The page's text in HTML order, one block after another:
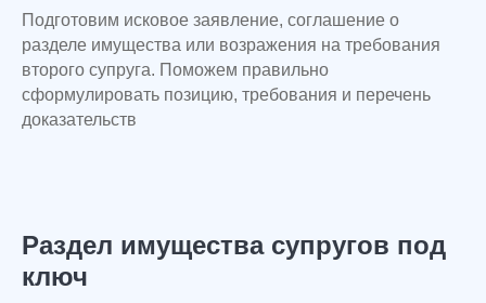
Подготовим исковое заявление, соглашение о
разделе имущества или возражения на требования
второго супруга. Поможем правильно
сформулировать позицию, требования и перечень
доказательств
Раздел имущества супругов под
ключ